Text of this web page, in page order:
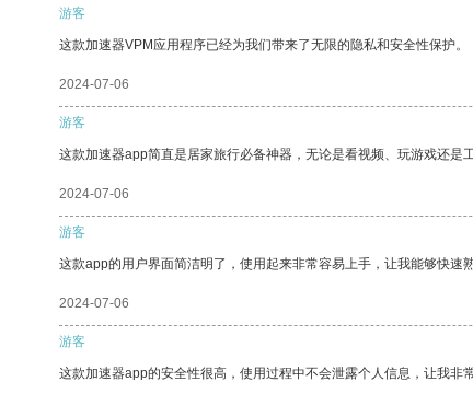
游客
这款加速器VPM应用程序已经为我们带来了无限的隐私和安全性保护。
2024-07-06
游客
这款加速器app简直是居家旅行必备神器，无论是看视频、玩游戏还是
2024-07-06
游客
这款app的用户界面简洁明了，使用起来非常容易上手，让我能够快速
2024-07-06
游客
这款加速器app的安全性很高，使用过程中不会泄露个人信息，让我非常